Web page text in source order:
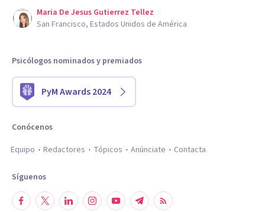
Maria De Jesus Gutierrez Tellez
San Francisco, Estados Unidos de América
Psicólogos nominados y premiados
PyM Awards 2024
Conócenos
Equipo
Redactores Tópicos Anúnciate Contacta
Síguenos